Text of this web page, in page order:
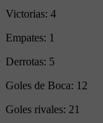
Victorias: 4
Empates: 1
Derrotas: 5
Goles de Boca: 12
Goles rivales: 21